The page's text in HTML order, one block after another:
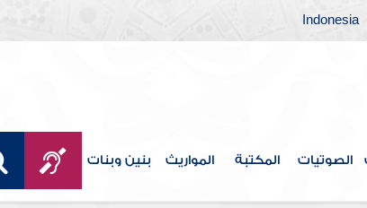
Indonesia
الصوتيات المكتبة المواريث بنين وبنات